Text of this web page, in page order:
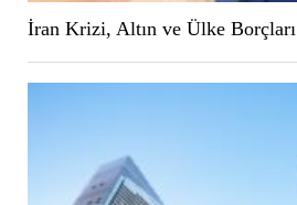
İran Krizi, Altın ve Ülke Borçları